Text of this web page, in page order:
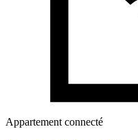
Appartement connecté